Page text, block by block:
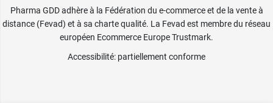
Pharma GDD adhère à la Fédération du e-commerce et de la vente à
distance (Fevad) et à sa charte qualité. La Fevad est membre du réseau
européen Ecommerce Europe Trustmark.
Accessibilité: partiellement conforme